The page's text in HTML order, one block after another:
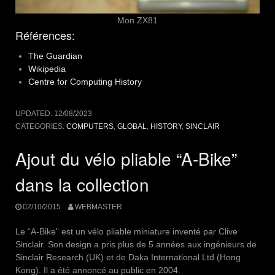
Mon ZX81
Références:
The Guardian
Wikipedia
Centre for Computing History
UPDATED: 12/08/2023
CATEGORIES: COMPUTERS GLOBAL HISTORY, SINCLAIR
Ajout du vélo pliable “A-Bike”
dans la collection
02/10/2015 WEBMASTER
Le “A-Bike” est un vélo pliable miniature inventé par Clive
Sinclair. Son design a pris plus de 5 années aux ingénieurs de
Sinclair Research (UK) et de Daka International Ltd (Hong
Kong). Il a été annoncé au public en 2004.